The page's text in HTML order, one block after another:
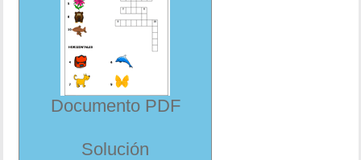
Documento PDF
Solución